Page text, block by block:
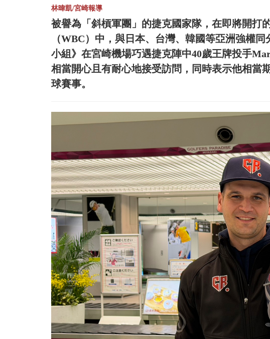
林暐凱/宮崎報導
被譽為「斜槓軍團」的捷克國家隊，在即將開打
（WBC）中，與日本、台灣、韓國等亞洲強權
小組》在宮崎機場巧遇捷克陣中40歲王牌投手
相當開心且有耐心地接受訪問，同時表示他相當
球賽事。